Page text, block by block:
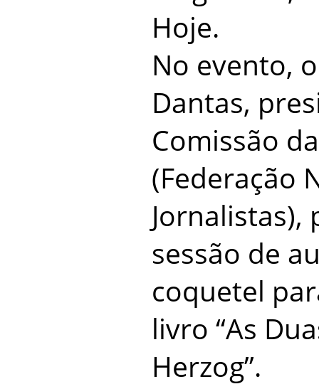
Hoje.
No evento,
Dantas,
Comissão
(Federação
sessão de
coquetel
livro “As
Herzog”.